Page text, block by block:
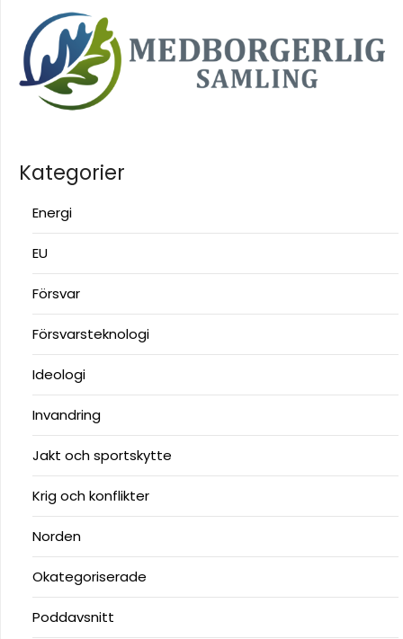
Kategorier
Energi
EU
Försvar
Försvarsteknologi
Ideologi
Invandring
Jakt och sportskytte
Krig och konflikter
Norden
Okategoriserade
Poddavsnitt